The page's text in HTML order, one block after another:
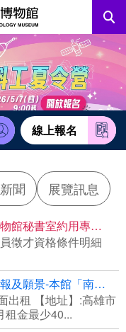
線上報名
聞 展覽訊息
秘書室約用專任助理
徵才資格條件明細
館南側場地標租租賃」案(案號R115058)
:高雄市
樓 【租金】:月租金最少40...